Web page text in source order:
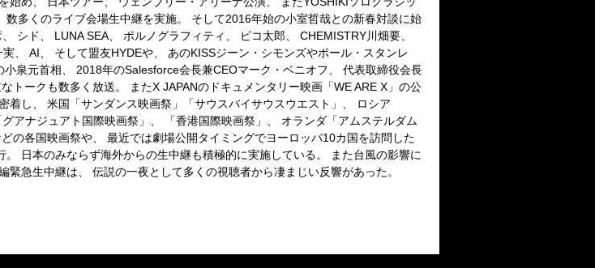
多くのライブ会場生中継を実施。 そして2016年始の小室哲哉との新春対談に始
シド、 LUNA SEA、 ポルノグラフィティ、 ピコ太郎、 CHEMISTRY川畑要、
、 AI、 そして盟友HYDEや、 あのKISSジーン・シモンズやポール・スタンレ
泉元首相、 2018年のSalesforce会長兼CEOマーク・ベニオフ、 代表取締役会長
トークも数多く放送。 またX JAPANのドキュメンタリー映画「WE ARE X」の公
着し、 米国「サンダンス映画祭」「サウスバイサウスウエスト」、 ロシア
アナジュアト国際映画祭」、 「香港国際映画祭」、 オランダ「アムステルダム
の各国映画祭や、 最近では劇場公開タイミングでヨーロッパ10カ国を訪問した
日本のみならず海外からの生中継も積極的に実施している。 また台風の影響に
急生中継は、 伝説の一夜として多くの視聴者から凄まじい反響があった。